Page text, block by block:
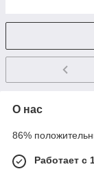
О нас
86%
Работает с